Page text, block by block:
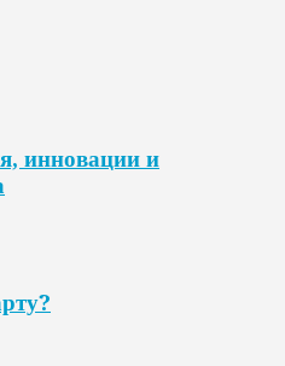
инновации и